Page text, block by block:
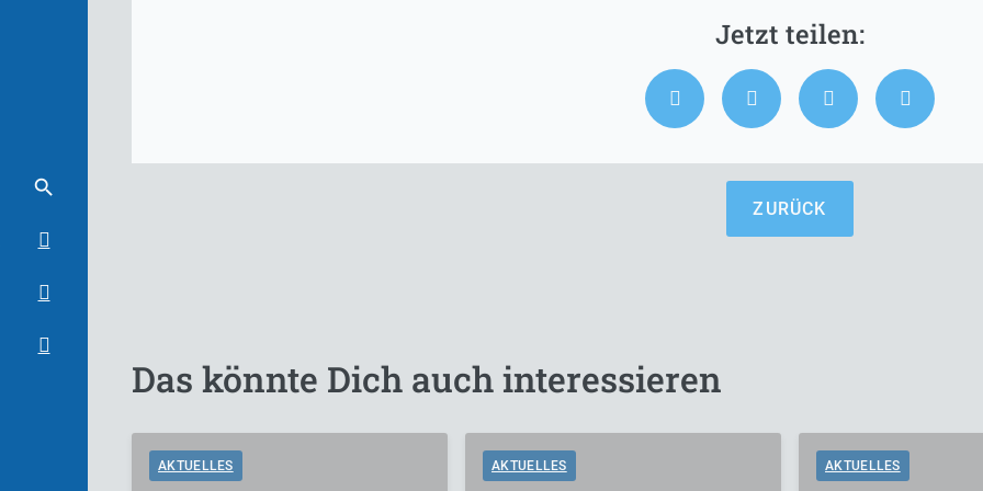
ZURÜCK
Das könnte Dich auch interessieren
AKTUELLES AKTUELLES AKTUELLES